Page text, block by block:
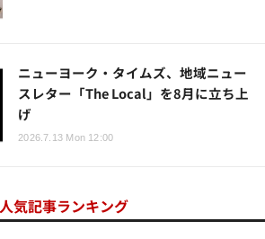
ニューヨーク・タイムズ、地域ニュー
スレター「The Local」を8月に立ち上
げ
2026.7.13 Mon 12:00
人気記事ランキング